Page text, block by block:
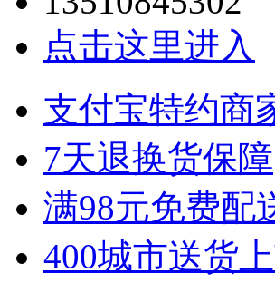
点击这里进入
支付宝特约商
7天退换货保障
满98元免费配
400城市送货